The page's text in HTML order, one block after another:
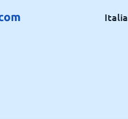
Italia